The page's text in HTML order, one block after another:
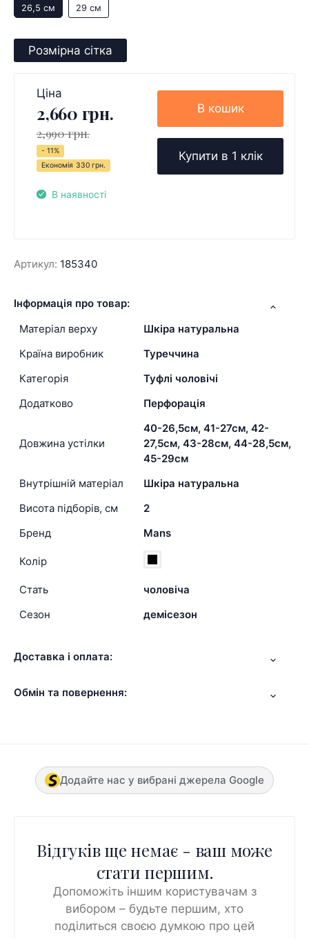
26,5 см 29 см
Розмірна сітка
Ціна
2,660 грн.
2,990 грн.
- 11%
Економія 330 грн.
В наявності
В кошик
Купити в 1 клік
Артикул: 185340
Інформація про товар:
Матеріал верху
Шкіра натуральна
Країна виробник
Туреччина
Категорія
Туфлі чоловічі
Додатково
Перфорація
Довжина устілки
40-26,5см, 41-27см, 42-
27,5см, 43-28см, 44-28,5см,
45-29см
Внутрішній матеріал
Шкіра натуральна
Висота підборів, см
2
Бренд
Mans
Колір
Стать
чоловіча
Сезон
демісезон
Доставка і оплата:
Обмін та повернення:
Додайте нас у вибрані джерела Google
Відгуків ще немає - ваш може
стати першим.
Допоможіть іншим користувачам з
вибором – будьте першим, хто
поділиться своєю думкою про цей